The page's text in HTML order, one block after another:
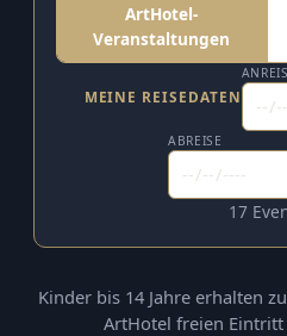
ArtHotel-
Veranstaltungen
MEINE REISEDATEN
ABREISE
17
Kinder bis 14 Jahre erhalten
ArtHotel freien